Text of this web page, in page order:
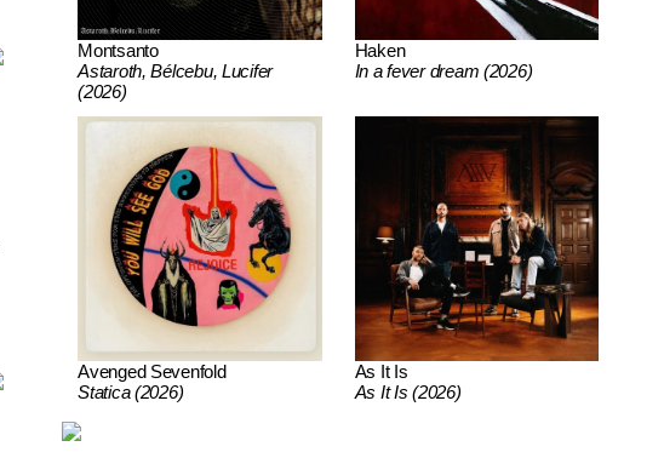
Montsanto
Astaroth, Bélcebu, Lucifer
(2026)
Haken
In a fever dream (2026)
Avenged Sevenfold
Statica (2026)
As It Is
As It Is (2026)